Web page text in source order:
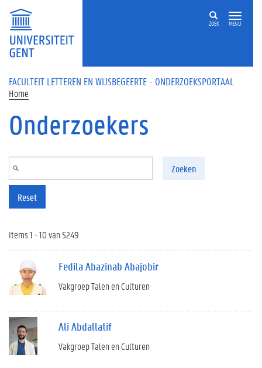
Overslaan en naar de inhoud gaan
ZOEK MENU
FACULTEIT LETTEREN EN WIJSBEGEERTE - ONDERZOEKSPORTAAL
Home
Onderzoekers
Zoeken
Reset
Items 1 - 10 van 5249
Fedila Abazinab Abajobir
Vakgroep Talen en Culturen
Ali Abdallatif
Vakgroep Talen en Culturen